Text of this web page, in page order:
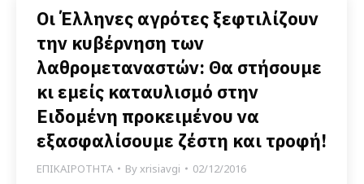
Οι Έλληνες αγρότες ξεφτιλίζουν
την κυβέρνηση των
λαθρομεταναστών: Θα στήσουμε
κι εμείς καταυλισμό στην
Ειδομένη προκειμένου να
εξασφαλίσουμε ζέστη και τροφή!
ΕΠΙΚΑΙΡΟΤΗΤΑ Byxrisiavgi 02/12/2016